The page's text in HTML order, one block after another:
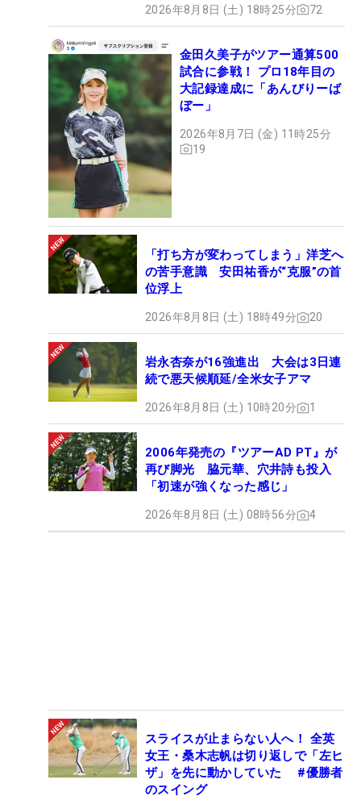
2026年8月8日 (土) 18時25分 72
金田久美子がツアー通算500
試合に参戦！ プロ18年目の
大記録達成に「あんびりーば
ぼー」
2026年8月7日 (金) 11時25分
19
「打ち方が変わってしまう」洋芝へ
の苦手意識 安田祐香が“克服”の首
位浮上
2026年8月8日 (土) 18時49分 20
岩永杏奈が16強進出 大会は3日連
続で悪天候順延/全米女子アマ
2026年8月8日 (土) 10時20分 1
2006年発売の『ツアーAD PT』が
再び脚光 脇元華、穴井詩も投入
「初速が強くなった感じ」
2026年8月8日 (土) 08時56分 4
スライスが止まらない人へ！ 全英
女王・桑木志帆は切り返しで「左ヒ
ザ」を先に動かしていた #優勝者
のスイング